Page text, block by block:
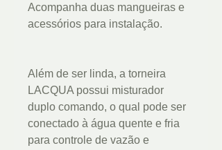
Acompanha duas mangueiras e
acessórios para instalação.
Além de ser linda, a torneira
LACQUA possui misturador
duplo comando, o qual pode ser
conectado à água quente e fria
para controle de vazão e